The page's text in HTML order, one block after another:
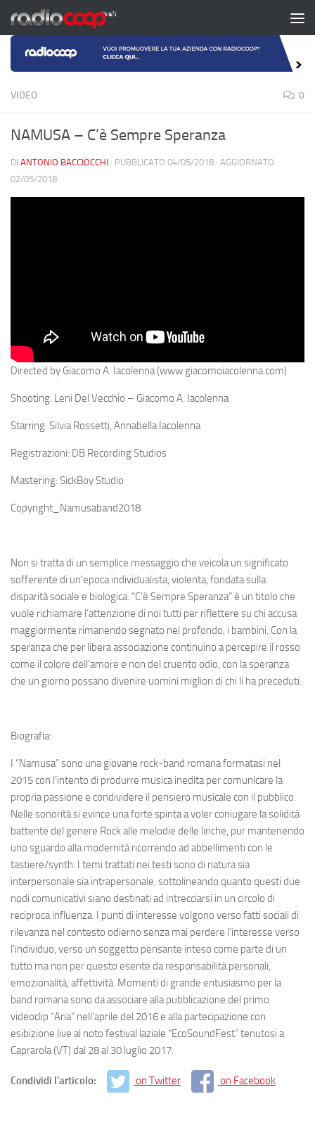
Salta al contenuto
VIDEO 0
NAMUSA – C’è Sempre Speranza
DI ANTONIO BACCIOCCHI · PUBBLICATO 04/05/2018 · AGGIORNATO
02/05/2018
Directed by Giacomo A. Iacolenna (www.giacomoiacolenna.com)
Shooting: Leni Del Vecchio – Giacomo A. Iacolenna
Starring: Silvia Rossetti, Annabella Iacolenna
Registrazioni: DB Recording Studios
Mastering: SickBoy Studio
Copyright_Namusaband2018
Non si tratta di un semplice messaggio che veicola un significato
sofferente di un’epoca individualista, violenta, fondata sulla
disparità sociale e biologica. “C’è Sempre Speranza” è un titolo che
vuole richiamare l’attenzione di noi tutti per riflettere su chi accusa
maggiormente rimanendo segnato nel profondo, i bambini. Con la
speranza che per libera associazione continuino a percepire il rosso
come il colore dell’amore e non del cruento odio, con la speranza
che un giorno possano divenire uomini migliori di chi li ha preceduti.
Biografia:
I “Namusa” sono una giovane rock-band romana formatasi nel
2015 con l’intento di produrre musica inedita per comunicare la
propria passione e condividere il pensiero musicale con il pubblico.
Nelle sonorità si evince una forte spinta a voler coniugare la solidità
battente del genere Rock alle melodie delle liriche, pur mantenendo
uno sguardo alla modernità ricorrendo ad abbellimenti con le
tastiere/synth. I temi trattati nei testi sono di natura sia
interpersonale sia intrapersonale, sottolineando quanto questi due
nodi comunicativi siano destinati ad intrecciarsi in un circolo di
reciproca influenza. I punti di interesse volgono verso fatti sociali di
rilevanza nel contesto odierno senza mai perdere l’interesse verso
l’individuo, verso un soggetto pensante inteso come parte di un
tutto ma non per questo esente da responsabilità personali,
emozionalità, affettività. Momenti di grande entusiasmo per la
band romana sono da associare alla pubblicazione del primo
videoclip “Aria” nell’aprile del 2016 e alla partecipazione con
esibizione live al noto festival laziale “EcoSoundFest” tenutosi a
Caprarola (VT) dal 28 al 30 luglio 2017.
Condividi l'articolo: on Twitter on Facebook